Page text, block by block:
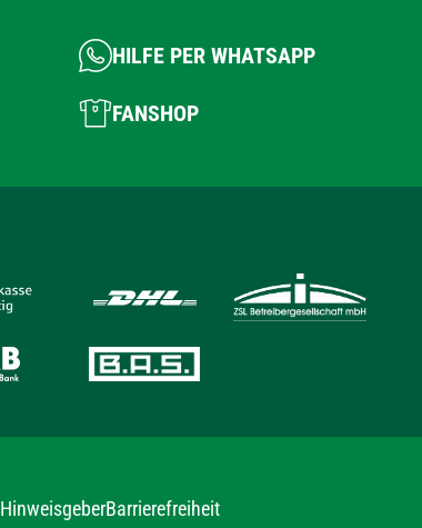
HILFE PER WHATSAPP
FANSHOP
HinweisgeberBarrierefreiheit